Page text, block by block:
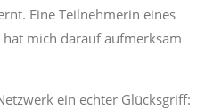
Eine Teilnehmerin eines
mich darauf aufmerksam
ein echter Glücksgriff: